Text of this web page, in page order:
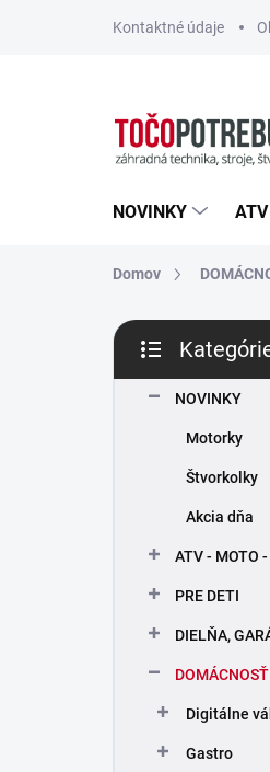
Kontaktné údaje
NOVINKY
Domov
B
č
kategórie
NOVINKY
Motorky
Štvorkolky
Akcia dňa
ATV - MOTO
PRE DETI
DIELŇA,
Digitálne
Gastro